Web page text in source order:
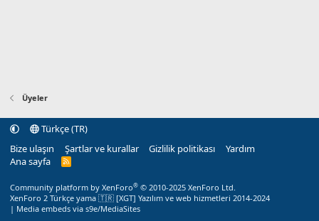
Üyeler
Türkçe (TR)
Bize ulaşın
Şartlar ve kurallar Gizlilik politikası
Yardım
Ana sayfa
R
Community platform by XenForo® © 2010-2025 XenForo Ltd.
XenForo 2 Türkçe yama 🇹🇷 [XGT] Yazılım ve web hizmetleri 2014-2024
| Media embeds via s9e/MediaSites